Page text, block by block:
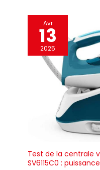
Avr
13
2025
Test de la centrale
SV6115C0 :